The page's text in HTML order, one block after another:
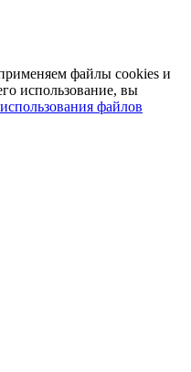
файлы cookies и
использование, вы
файлов